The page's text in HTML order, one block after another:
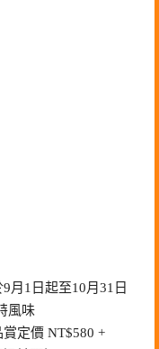
月1日起至10月31日
風味
定價 NT$580 +